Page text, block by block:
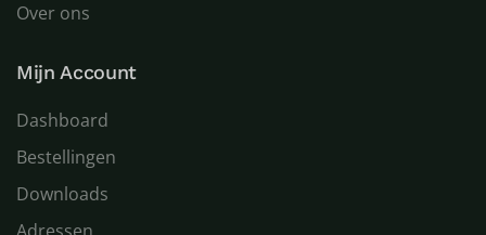
Over ons
Mijn Account
Dashboard
Bestellingen
Downloads